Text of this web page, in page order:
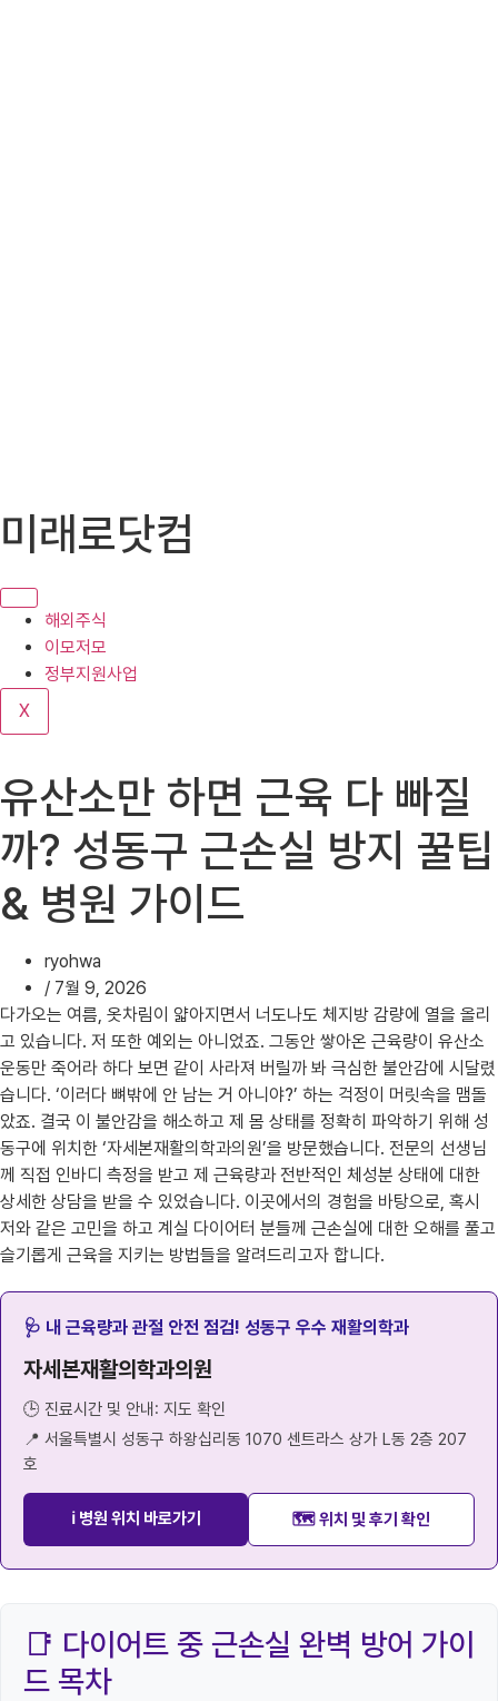
텐
로
기
미래로닷컴
해외주식
이모저모
정부지원사업
X
유산소만 하면 근육 다 빠질
까? 성동구 근손실 방지 꿀팁
& 병원 가이드
ryohwa
/ 7월 9, 2026
다가오는 여름, 옷차림이 얇아지면서 너도나도 체지방 감량에 열을 올리
고 있습니다. 저 또한 예외는 아니었죠. 그동안 쌓아온 근육량이 유산소
운동만 죽어라 하다 보면 같이 사라져 버릴까 봐 극심한 불안감에 시달렸
습니다. ‘이러다 뼈밖에 안 남는 거 아니야?’ 하는 걱정이 머릿속을 맴돌
았죠. 결국 이 불안감을 해소하고 제 몸 상태를 정확히 파악하기 위해 성
동구에 위치한 ‘자세본재활의학과의원’을 방문했습니다. 전문의 선생님
께 직접 인바디 측정을 받고 제 근육량과 전반적인 체성분 상태에 대한
상세한 상담을 받을 수 있었습니다. 이곳에서의 경험을 바탕으로, 혹시
저와 같은 고민을 하고 계실 다이어터 분들께 근손실에 대한 오해를 풀고
슬기롭게 근육을 지키는 방법들을 알려드리고자 합니다.
🩺 내 근육량과 관절 안전 점검! 성동구 우수 재활의학과
자세본재활의학과의원
🕒 진료시간 및 안내: 지도 확인
📍 서울특별시 성동구 하왕십리동 1070 센트라스 상가 L동 2층 207
호
ℹ️ 병원 위치 바로가기 🗺️ 위치 및 후기 확인
📑 다이어트 중 근손실 완벽 방어 가이
드 목차